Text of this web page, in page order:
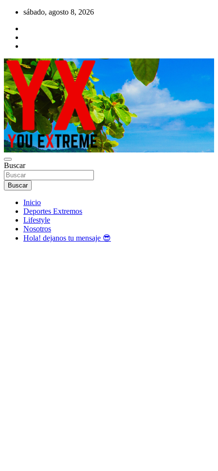
Saltar
contenido
sábado, agosto 8, 2026
YOU EXTREME
YX Deportes Extremos Lifestyle
Buscar
Buscar
Inicio
Deportes Extremos
Lifestyle
Nosotros
Hola! dejanos tu mensaje 😎